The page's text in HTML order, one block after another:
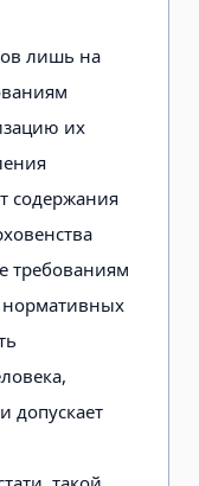
лишь на
их
содержания
требованиям